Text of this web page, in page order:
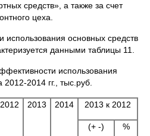
средств», а также за счет
цеха.
использования основных средств
данными таблицы 11.
использования
2014 гг., тыс.руб.
2012 2013 2014 2013 к 2012
(+ -) %